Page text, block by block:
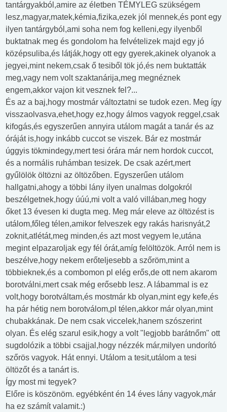
tantárgyakból,amire az életben TÉMYLEG szükségem
lesz,magyar,matek,kémia,fizika,ezek jól mennek,és pont egy
ilyen tantárgyból,ami soha nem fog kelleni,egy ilyenből
buktatnak meg és gondolom ha felvételizek majd egy jó
középsuliba,és látják,hogy ott egy gyerek,akinek olyanok a
jegyei,mint nekem,csak ő tesiből tök jó,és nem buktatták
meg,vagy nem volt szaktanárija,meg megnéznek
engem,akkor vajon kit vesznek fel?...
És az a baj,hogy mostmár változtatni se tudok ezen. Meg így
visszaolvasva,ehet,hogy ez,hogy álmos vagyok reggel,csak
kifogás,és egyszerűen annyira utálom magát a tanár és az
óráját is,hogy inkább cuccot se viszek. Bár ez mostmár
úggyis tökmindegy,mert tesi órára már nem hordok cuccot,
és a normális ruhámban tesizek. De csak azért,mert
gyűlölök öltözni az öltözőben. Egyszerűen utálom
hallgatni,ahogy a többi lány ilyen unalmas dolgokról
beszélgetnek,hogy úúú,mi volt a való villában,meg hogy
őket 13 évesen ki dugta meg. Meg már eleve az öltözést is
utálom,főleg télen,amikor felveszek egy rakás harisnyát,2
zoknit,atlétát,meg minden,és azt most vegyem le,utána
megint elpazaroljak egy fél órát,amíg felöltözök. Arról nem is
beszélve,hogy nekem erőteljesebb a szőröm,mint a
többieknek,és a combomon pl elég erős,de ott nem akarom
borotválni,mert csak még erősebb lesz. A lábammal is ez
volt,hogy borotváltam,és mostmár kb olyan,mint egy kefe,és
ha pár hétig nem borotválom,pl télen,akkor már olyan,mint
chubakkának. De nem csak viccelek,hanem szószerint
olyan. És elég szarul esik,hogy a volt "legjobb barátnőm" ott
sugdolózik a többi csajjal,hogy nézzék már,milyen undorító
szőrös vagyok. Hát ennyi. Utálom a tesit,utálom a tesi
öltözőt és a tanárt is.
Így most mi tegyek?
Előre is köszönöm. egyébként én 14 éves lány vagyok,már
ha ez számít valamit.:)